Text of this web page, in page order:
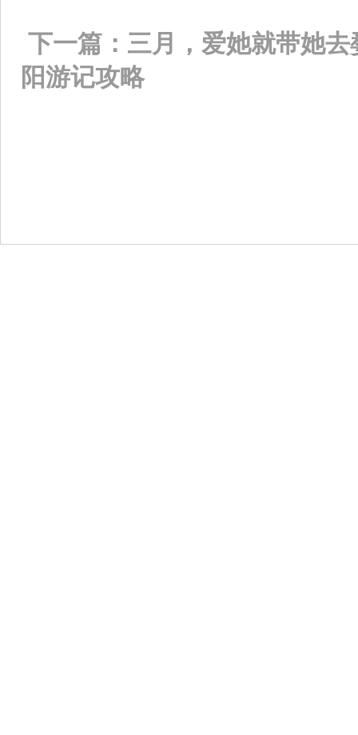
下一篇： 三月，爱她就带她
阳游记攻略